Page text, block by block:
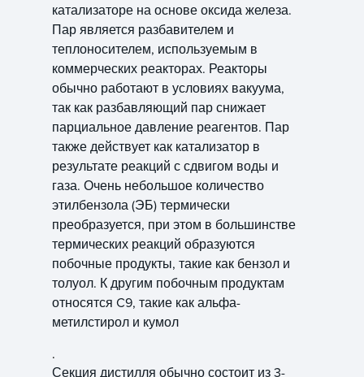
катализаторе на основе оксида железа.
Пар является разбавителем и
теплоносителем, используемым в
коммерческих реакторах. Реакторы
обычно работают в условиях вакуума,
так как разбавляющий пар снижает
парциальное давление реагентов. Пар
также действует как катализатор в
результате реакций с сдвигом воды и
газа. Очень небольшое количество
этилбензола (ЭБ) термически
преобразуется, при этом в большинстве
термических реакций образуются
побочные продукты, такие как бензол и
толуол. К другим побочным продуктам
относятся C9, такие как альфа-
метилстирол и кумол
.
Секция дистилля обычно состоит из 3-